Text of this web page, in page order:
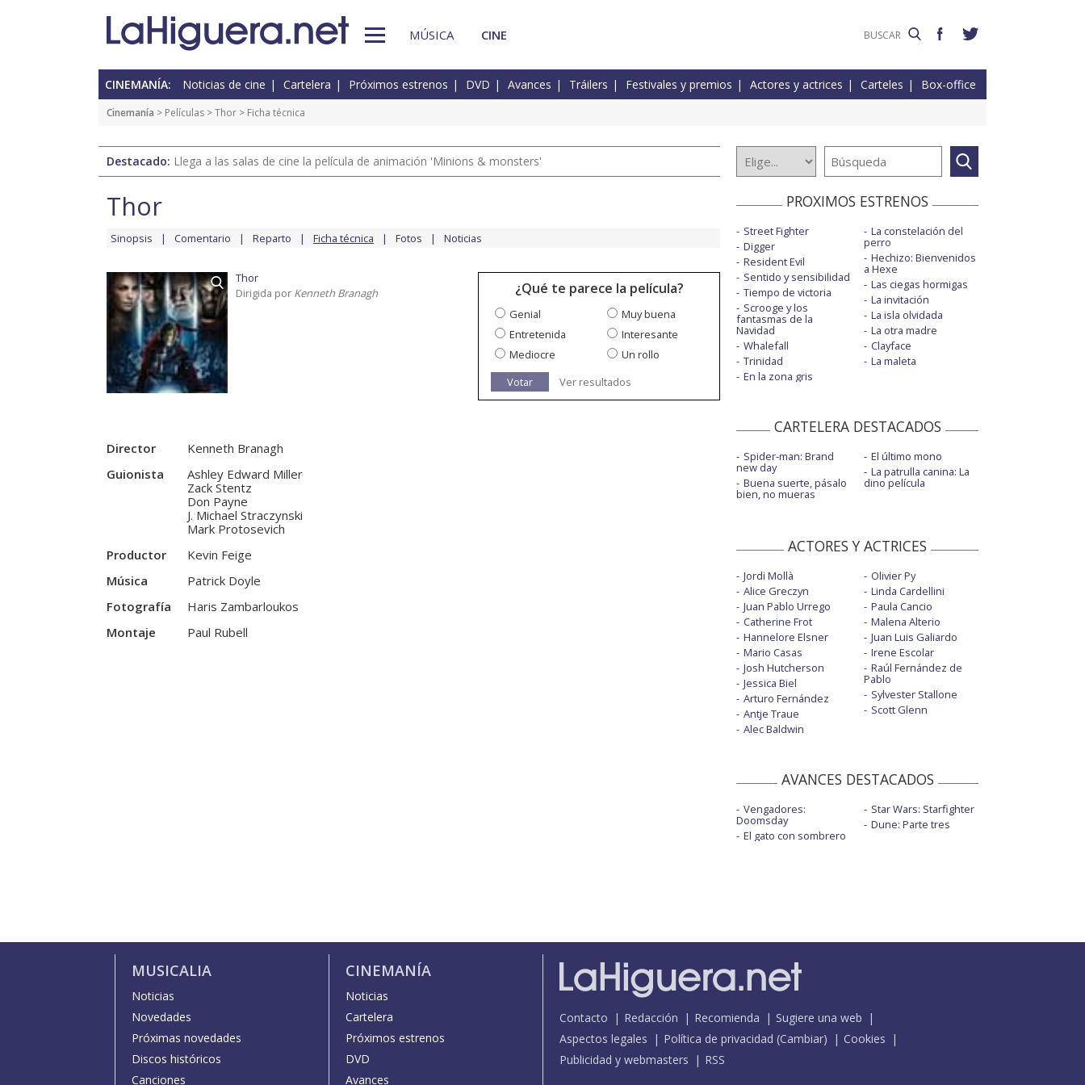
MÚSICA CINE
CINEMANÍA: Noticias de cine Cartelera Próximos estrenos DVD Avances Tráilers Festivales y premios Actores y actrices Carteles Box-office
Cinemanía > Películas >Thor > Ficha técnica
Destacado: Llega a las salas de cine la película de animación 'Minions & monsters'
Thor
Sinopsis Comentario Reparto Ficha técnica Fotos Noticias
Thor
Dirigida por Kenneth Branagh ¿Qué te parece la película?
Genial
Muy buena
Entretenida
Interesante
Mediocre
Un rollo
Votar
Ver resultados
Director
Kenneth Branagh
Guionista
Ashley Edward Miller
Zack Stentz
Don Payne
J. Michael Straczynski
Mark Protosevich
Productor
Kevin Feige
Música
Patrick Doyle
Fotografía
Haris Zambarloukos
Montaje
Paul Rubell
PROXIMOS ESTRENOS
Street Fighter
Digger
Resident Evil
Sentido y sensibilidad
Tiempo de victoria
Scrooge y los
fantasmas de la
Navidad
Whalefall
Trinidad
En la zona gris
La constelación del
perro
Hechizo: Bienvenidos
a Hexe
Las ciegas hormigas
La invitación
La isla olvidada
La otra madre
Clayface
La maleta
CARTELERA DESTACADOS
Spider-man: Brand
new day
Buena suerte, pásalo
bien, no mueras
El último mono
La patrulla canina: La
dino película
ACTORES Y ACTRICES
Jordi Mollà
Alice Greczyn
Juan Pablo Urrego
Catherine Frot
Hannelore Elsner
Mario Casas
Josh Hutcherson
Jessica Biel
Arturo Fernández
Antje Traue
Alec Baldwin
Olivier Py
Linda Cardellini
Paula Cancio
Malena Alterio
Juan Luis Galiardo
Irene Escolar
Raúl Fernández de
Pablo
Sylvester Stallone
Scott Glenn
AVANCES DESTACADOS
Vengadores:
Doomsday
El gato con sombrero
Star Wars: Starfighter
Dune: Parte tres
MUSICALIA
Noticias
Novedades
Próximas novedades
Discos históricos
Canciones
CINEMANÍA
Noticias
Cartelera
Próximos estrenos
DVD
Avances
Contacto Redacción Recomienda
Sugiere una web
Aspectos legales
Política de privacidad (Cambiar)
Cookies
Publicidad y webmasters
RSS